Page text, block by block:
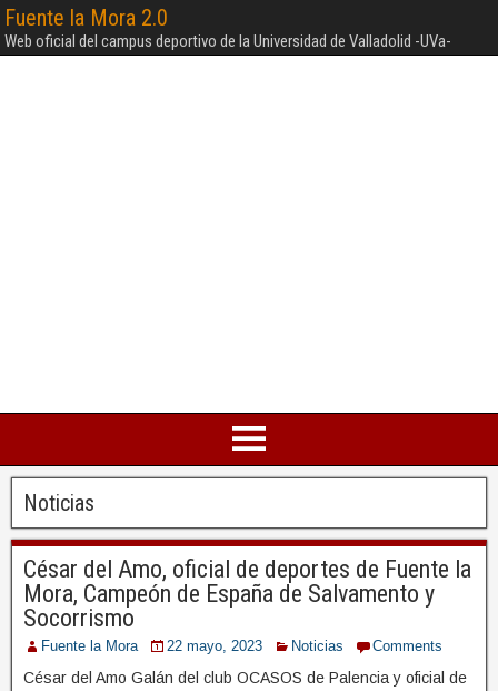
Fuente la Mora 2.0
Web oficial del campus deportivo de la Universidad de Valladolid -UVa-
Noticias
César del Amo, oficial de deportes de Fuente la
Mora, Campeón de España de Salvamento y
Socorrismo
Fuente la Mora 22 mayo, 2023 Noticias Comments
César del Amo Galán del club OCASOS de Palencia y oficial de